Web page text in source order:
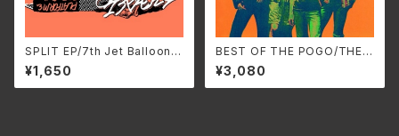
SPLIT EP/7th Jet Balloon &
PLATFORM FTPS-085(仕
様:CD)
¥1,650
BEST OF THE POGO/THE P
OGO SS-944C(仕様:CD)
¥3,080